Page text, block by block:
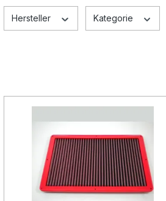
Hersteller Kategorie